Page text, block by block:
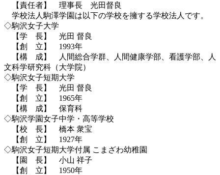
【責任者】 理事長 光田督良
学校法人駒澤学園は以下の学校を擁する学校法人です。
◇駒沢女子大学
【学 長】 光田 督良
【創 立】 1993年
【構 成】 人間総合学群、人間健康学部、看護学部、人
文科学研究科（大学院）
◇駒沢女子短期大学
【学 長】 光田 督良
【創 立】 1965年
【構 成】 保育科
◇駒沢学園女子中学・高等学校
【校 長】 橋本 衆宝
【創 立】 1927年
◇駒沢女子短期大学付属 こまざわ幼稚園
【園 長】 小山 祥子
【創 立】 1950年